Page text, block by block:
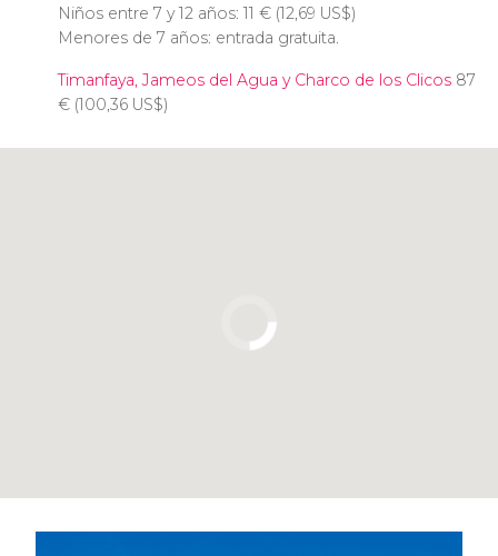
Niños entre 7 y 12 años: 11 €(12,69 US$)
Menores de 7 años: entrada gratuita.
Timanfaya, Jameos del Agua y Charco de los Clicos87
€(100,36 US$)